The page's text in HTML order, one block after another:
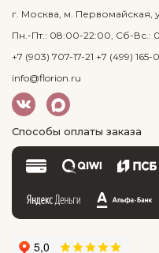
г. Москва, м. Первомайская,
Пн.-Пт.: 08:00-22:00, Сб-Вс.:
+7 (903) 707-17-21 +7 (499) 165-
info@florion.ru
Способы оплаты заказа